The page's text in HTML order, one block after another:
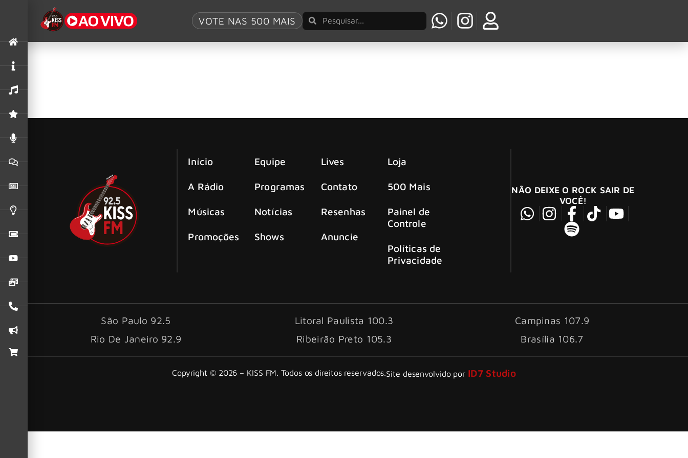
VOTE NAS 500 MAIS
Tag:Rush 50
Início
A Rádio
Músicas
Promoções
Equipe
Programas
Notícias
Shows
Lives
Contato
Resenhas
Anuncie
Loja
500 Mais
Painel de
Controle
Políticas de
Privacidade
NÃO DEIXE O ROCK SAIR DE
VOCÊ!
São Paulo 92.5 Litoral Paulista 100.3
Campinas 107.9
Rio De Janeiro 92.9
Ribeirão Preto 105.3 Brasília 106.7
Copyright © 2026 – KISS FM. Todos os direitos reservados.Site desenvolvido por ID7 Studio